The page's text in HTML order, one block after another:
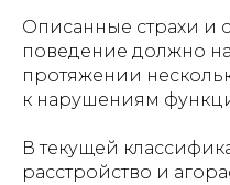
Описанные страхи и
поведение должно
протяжении
к нарушениям
В текущей
расстройство и